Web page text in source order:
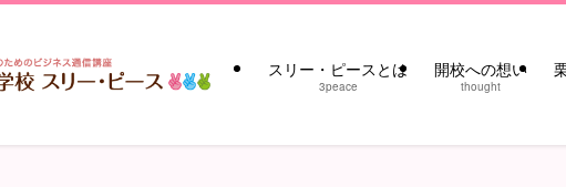
スリー・ピースとは
3peace
開校への想い
thought